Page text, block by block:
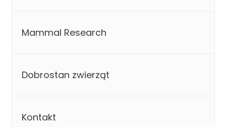
Mammal Research
Dobrostan zwierząt
Kontakt